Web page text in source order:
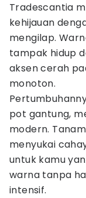
Tradescantia
kehijauan
mengilap.
tampak hidup
aksen cerah
monoton.
pot gantung,
modern.
menyukai
untuk kamu
warna tanpa
intensif.